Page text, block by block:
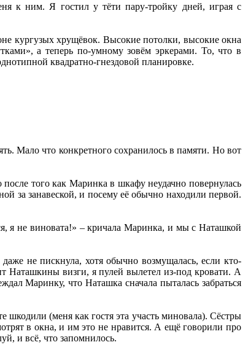
к ним. Я гостил у тёти пару-тройку дней, играя с
кургузых хрущёвок. Высокие потолки, высокие окна
а теперь по-умному зовём эркерами. То, что в
квадратно-гнездовой планировке.
Мало что конкретного сохранилось в памяти. Но вот
того как Маринка в шкафу неудачно повернулась
за занавеской, и посему её обычно находили первой.
я не виновата!» – кричала Маринка, и мы с Наташкой
не пискнула, хотя обычно возмущалась, если кто-
Наташкины визги, я пулей вылетел из-под кровати. А
Маринку, что Наташка сначала пыталась забраться
шкодили (меня как гостя эта участь миновала). Сёстры
в окна, и им это не нравится. А ещё говорили про
и всё, что запомнилось.